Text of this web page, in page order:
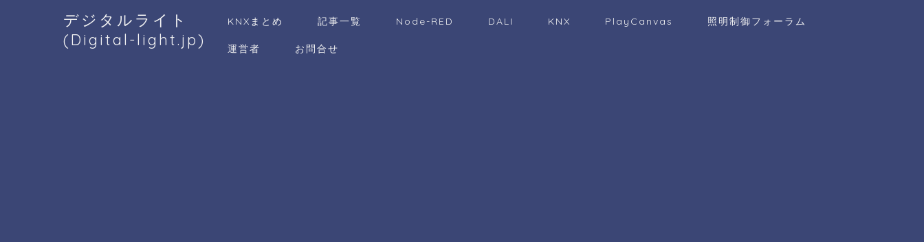
デジタルライト
(Digital-light.jp)
KNXまとめ 記事一覧 Node-RED DALI KNX PlayCanvas 照明制御フォーラム
運営者 お問合せ